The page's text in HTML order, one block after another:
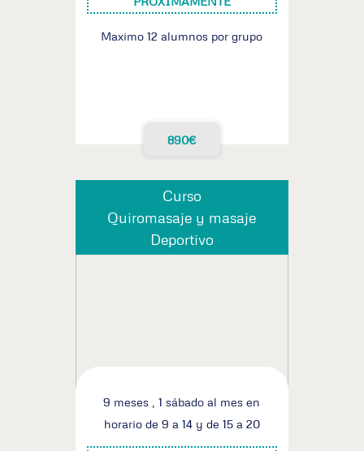
Maximo 12 alumnos por grupo
890€
Curso
Quiromasaje y masaje
Deportivo
9 meses , 1 sábado al mes en
horario de 9 a 14 y de 15 a 20